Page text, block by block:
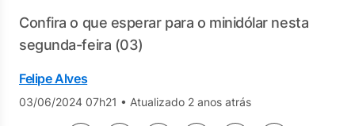
Confira o que esperar para o minidólar nesta
segunda-feira (03)
Felipe Alves
03/06/2024 07h21 • Atualizado 2 anos atrás